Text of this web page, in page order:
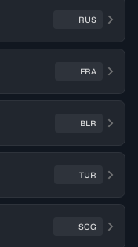
RUS
FRA
BLR
TUR
SCG